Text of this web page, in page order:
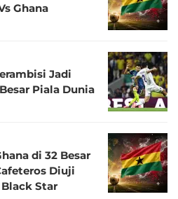
Ghana
Jadi
Piala Dunia
di 32 Besar
Diuji
Star